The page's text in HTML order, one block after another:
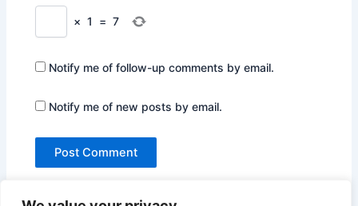
× 1 = 7
Notify me of follow-up comments by email.
Notify me of new posts by email.